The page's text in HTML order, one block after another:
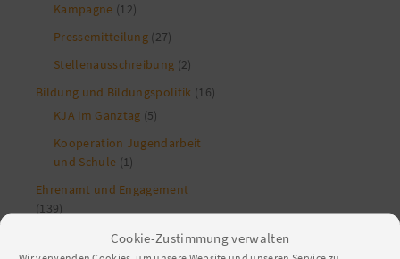
Cookie-Zustimmung verwalten
Kampagne (12)
Pressemitteilung (27)
Stellenausschreibung (2)
Bildung und Bildungspolitik (16)
KJA im Ganztag (5)
Kooperation Jugendarbeit
und Schule (1)
Ehrenamt und Engagement
(139)
(61)